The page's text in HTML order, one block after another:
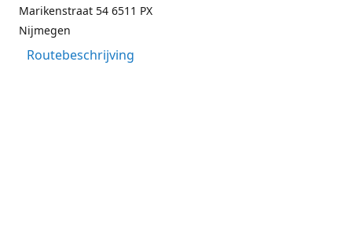
Marikenstraat 54 6511 PX
Nijmegen
Routebeschrijving